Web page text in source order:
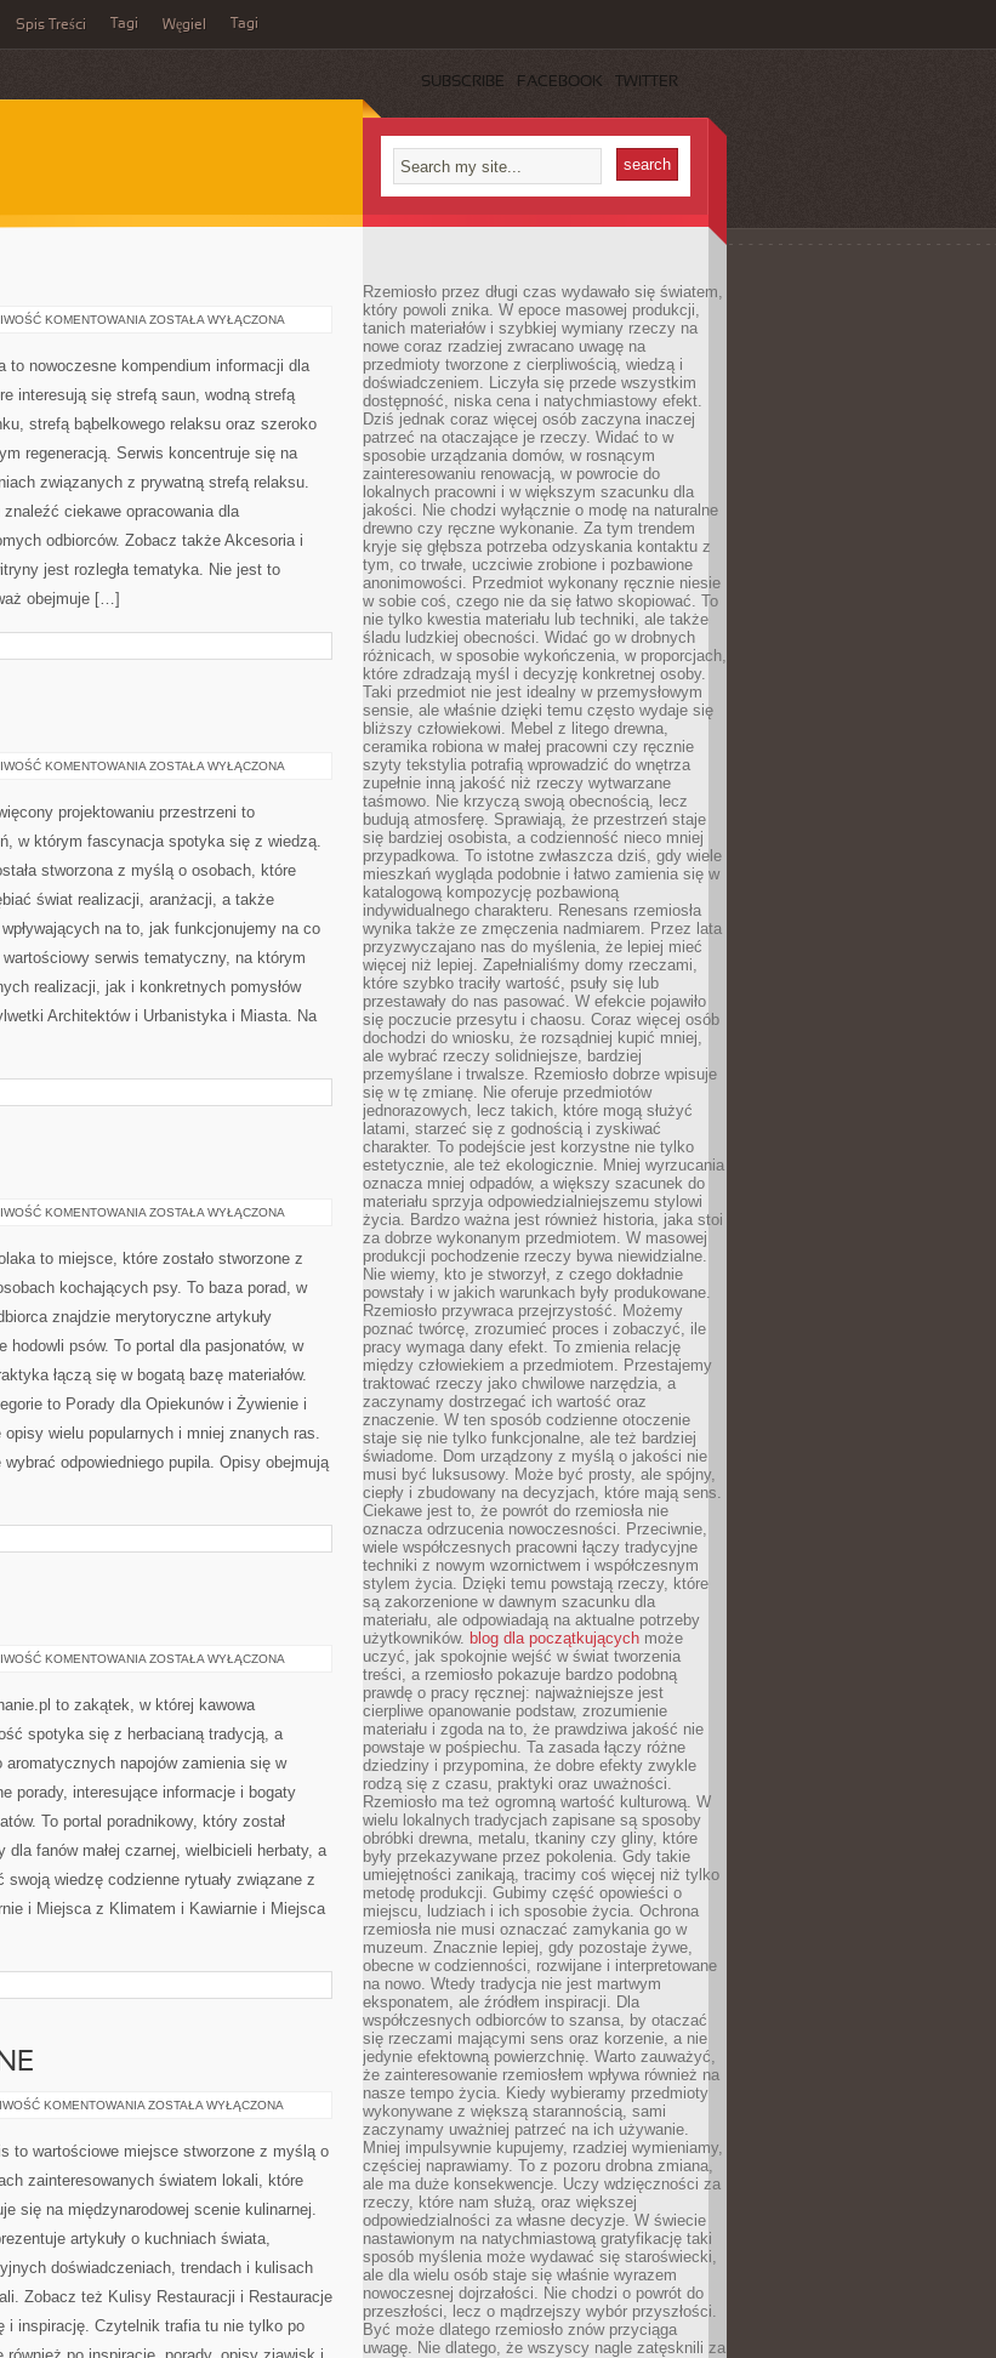
Spis Treści Tagi Węgiel Tagi
SUBSCRIBE FACEBOOK TWITTER
KOMENTOWANIA RYTUAŁY
ZOSTAŁA WYŁĄCZONA
to nowoczesne kompendium informacji dla
interesują się strefą saun, wodną strefą
strefą bąbelkowego relaksu oraz szeroko
regeneracją. Serwis koncentruje się na
związanych z prywatną strefą relaksu.
znaleźć ciekawe opracowania dla
odbiorców. Zobacz także Akcesoria i
jest rozległa tematyka. Nie jest to
obejmuje […]
KOMENTOWANIA URBANISTYKA
ZOSTAŁA WYŁĄCZONA
projektowaniu przestrzeni to
w którym fascynacja spotyka się z wiedzą.
stworzona z myślą o osobach, które
świat realizacji, aranżacji, a także
na to, jak funkcjonujemy na co
wartościowy serwis tematyczny, na którym
realizacji, jak i konkretnych pomysłów
Architektów i Urbanistyka i Miasta. Na
KOMENTOWANIA PSIA
ZOSTAŁA WYŁĄCZONA
to miejsce, które zostało stworzone z
kochających psy. To baza porad, w
znajdzie merytoryczne artykuły
hodowli psów. To portal dla pasjonatów, w
łączą się w bogatą bazę materiałów.
to Porady dla Opiekunów i Żywienie i
wielu popularnych i mniej znanych ras.
odpowiedniego pupila. Opisy obejmują
KOMENTOWANIA KAWA
ZOSTAŁA WYŁĄCZONA
to zakątek, w której kawowa
spotyka się z herbacianą tradycją, a
aromatycznych napojów zamienia się w
porady, interesujące informacje i bogaty
To portal poradnikowy, który został
dla fanów małej czarnej, wielbicieli herbaty, a
wiedzę codzienne rytuały związane z
i Miejsca z Klimatem i Kawiarnie i Miejsca
KOMENTOWANIA CIEKAWOSTKI
ZOSTAŁA WYŁĄCZONA
to wartościowe miejsce stworzone z myślą o
zainteresowanych światem lokali, które
się na międzynarodowej scenie kulinarnej.
artykuły o kuchniach świata,
doświadczeniach, trendach i kulisach
Zobacz też Kulisy Restauracji i Restauracje
i inspirację. Czytelnik trafia tu nie tylko po
Rzemiosło przez długi czas wydawało się światem,
który powoli znika. W epoce masowej produkcji,
tanich materiałów i szybkiej wymiany rzeczy na
nowe coraz rzadziej zwracano uwagę na
przedmioty tworzone z cierpliwością, wiedzą i
doświadczeniem. Liczyła się przede wszystkim
dostępność, niska cena i natychmiastowy efekt.
Dziś jednak coraz więcej osób zaczyna inaczej
patrzeć na otaczające je rzeczy. Widać to w
sposobie urządzania domów, w rosnącym
zainteresowaniu renowacją, w powrocie do
lokalnych pracowni i w większym szacunku dla
jakości. Nie chodzi wyłącznie o modę na naturalne
drewno czy ręczne wykonanie. Za tym trendem
kryje się głębsza potrzeba odzyskania kontaktu z
tym, co trwałe, uczciwie zrobione i pozbawione
anonimowości. Przedmiot wykonany ręcznie niesie
w sobie coś, czego nie da się łatwo skopiować. To
nie tylko kwestia materiału lub techniki, ale także
śladu ludzkiej obecności. Widać go w drobnych
różnicach, w sposobie wykończenia, w proporcjach,
które zdradzają myśl i decyzję konkretnej osoby.
Taki przedmiot nie jest idealny w przemysłowym
sensie, ale właśnie dzięki temu często wydaje się
bliższy człowiekowi. Mebel z litego drewna,
ceramika robiona w małej pracowni czy ręcznie
szyty tekstylia potrafią wprowadzić do wnętrza
zupełnie inną jakość niż rzeczy wytwarzane
taśmowo. Nie krzyczą swoją obecnością, lecz
budują atmosferę. Sprawiają, że przestrzeń staje
się bardziej osobista, a codzienność nieco mniej
przypadkowa. To istotne zwłaszcza dziś, gdy wiele
mieszkań wygląda podobnie i łatwo zamienia się w
katalogową kompozycję pozbawioną
indywidualnego charakteru. Renesans rzemiosła
wynika także ze zmęczenia nadmiarem. Przez lata
przyzwyczajano nas do myślenia, że lepiej mieć
więcej niż lepiej. Zapełnialiśmy domy rzeczami,
które szybko traciły wartość, psuły się lub
przestawały do nas pasować. W efekcie pojawiło
się poczucie przesytu i chaosu. Coraz więcej osób
dochodzi do wniosku, że rozsądniej kupić mniej,
ale wybrać rzeczy solidniejsze, bardziej
przemyślane i trwalsze. Rzemiosło dobrze wpisuje
się w tę zmianę. Nie oferuje przedmiotów
jednorazowych, lecz takich, które mogą służyć
latami, starzeć się z godnością i zyskiwać
charakter. To podejście jest korzystne nie tylko
estetycznie, ale też ekologicznie. Mniej wyrzucania
oznacza mniej odpadów, a większy szacunek do
materiału sprzyja odpowiedzialniejszemu stylowi
życia. Bardzo ważna jest również historia, jaka stoi
za dobrze wykonanym przedmiotem. W masowej
produkcji pochodzenie rzeczy bywa niewidzialne.
Nie wiemy, kto je stworzył, z czego dokładnie
powstały i w jakich warunkach były produkowane.
Rzemiosło przywraca przejrzystość. Możemy
poznać twórcę, zrozumieć proces i zobaczyć, ile
pracy wymaga dany efekt. To zmienia relację
między człowiekiem a przedmiotem. Przestajemy
traktować rzeczy jako chwilowe narzędzia, a
zaczynamy dostrzegać ich wartość oraz
znaczenie. W ten sposób codzienne otoczenie
staje się nie tylko funkcjonalne, ale też bardziej
świadome. Dom urządzony z myślą o jakości nie
musi być luksusowy. Może być prosty, ale spójny,
ciepły i zbudowany na decyzjach, które mają sens.
Ciekawe jest to, że powrót do rzemiosła nie
oznacza odrzucenia nowoczesności. Przeciwnie,
wiele współczesnych pracowni łączy tradycyjne
techniki z nowym wzornictwem i współczesnym
stylem życia. Dzięki temu powstają rzeczy, które
są zakorzenione w dawnym szacunku dla
materiału, ale odpowiadają na aktualne potrzeby
użytkowników. blog dla początkujących może
uczyć, jak spokojnie wejść w świat tworzenia
treści, a rzemiosło pokazuje bardzo podobną
prawdę o pracy ręcznej: najważniejsze jest
cierpliwe opanowanie podstaw, zrozumienie
materiału i zgoda na to, że prawdziwa jakość nie
powstaje w pośpiechu. Ta zasada łączy różne
dziedziny i przypomina, że dobre efekty zwykle
rodzą się z czasu, praktyki oraz uważności.
Rzemiosło ma też ogromną wartość kulturową. W
wielu lokalnych tradycjach zapisane są sposoby
obróbki drewna, metalu, tkaniny czy gliny, które
były przekazywane przez pokolenia. Gdy takie
umiejętności zanikają, tracimy coś więcej niż tylko
metodę produkcji. Gubimy część opowieści o
miejscu, ludziach i ich sposobie życia. Ochrona
rzemiosła nie musi oznaczać zamykania go w
muzeum. Znacznie lepiej, gdy pozostaje żywe,
obecne w codzienności, rozwijane i interpretowane
na nowo. Wtedy tradycja nie jest martwym
eksponatem, ale źródłem inspiracji. Dla
współczesnych odbiorców to szansa, by otaczać
się rzeczami mającymi sens oraz korzenie, a nie
jedynie efektowną powierzchnię. Warto zauważyć,
że zainteresowanie rzemiosłem wpływa również na
nasze tempo życia. Kiedy wybieramy przedmioty
wykonywane z większą starannością, sami
zaczynamy uważniej patrzeć na ich używanie.
Mniej impulsywnie kupujemy, rzadziej wymieniamy,
częściej naprawiamy. To z pozoru drobna zmiana,
ale ma duże konsekwencje. Uczy wdzięczności za
rzeczy, które nam służą, oraz większej
odpowiedzialności za własne decyzje. W świecie
nastawionym na natychmiastową gratyfikację taki
sposób myślenia może wydawać się staroświecki,
ale dla wielu osób staje się właśnie wyrazem
nowoczesnej dojrzałości. Nie chodzi o powrót do
przeszłości, lecz o mądrzejszy wybór przyszłości.
Być może dlatego rzemiosło znów przyciąga
uwagę. Nie dlatego, że wszyscy nagle zatęsknili za